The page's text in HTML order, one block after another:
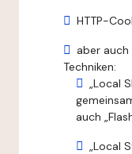
HTTP-
aber
Techniken:
„Local
auch
„Local